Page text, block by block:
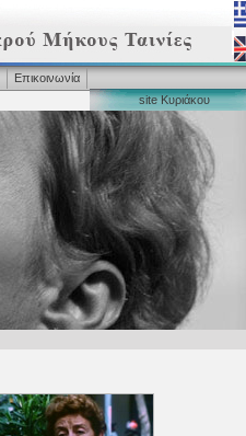
Επικοινωνία
site Κυριάκου